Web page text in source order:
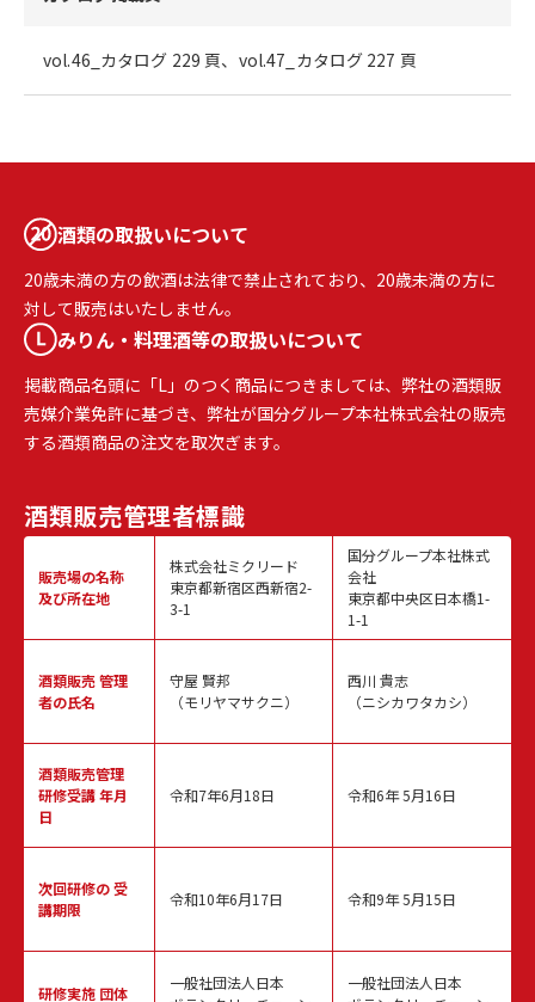
vol.46_カタログ 229 頁、vol.47_カタログ 227 頁
酒類の取扱いについて
20歳未満の方の飲酒は法律で禁止されており、20歳未満の方に
対して販売はいたしません。
みりん・料理酒等の取扱いについて
掲載商品名頭に「L」のつく商品につきましては、弊社の酒類販
売媒介業免許に基づき、弊社が国分グループ本社株式会社の販売
する酒類商品の注文を取次ぎます。
酒類販売管理者標識
販売場の名称
及び所在地
酒類販売管理
者の氏名
酒類販売管理
研修受講 年月
日
次回研修の受
講期限
研修実施 団体
株式会社ミクリード
東京都新宿区西新宿2-
3-1
守屋 賢邦
（モリヤマサクニ）
令和7年6月18日
令和10年6月17日
一般社団法人日本
国分グループ本社株式
会社
東京都中央区日本橋1-
1-1
西川 貴志
（ニシカワタカシ）
令和6年 5月16日
令和9年 5月15日
一般社団法人日本